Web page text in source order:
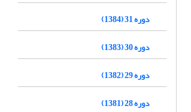
دوره 31 (1384)
دوره 30 (1383)
دوره 29 (1382)
دوره 28 (1381)